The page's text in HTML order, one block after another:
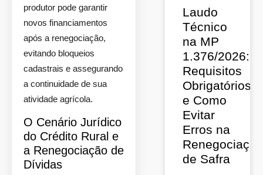
produtor pode garantir
novos financiamentos
após a renegociação,
evitando bloqueios
cadastrais e assegurando
a continuidade de sua
atividade agrícola.
O Cenário Jurídico
do Crédito Rural e
a Renegociação de
Dívidas
Laudo
Técnico
na MP
1.376/2026:
Requisitos
Obrigatórios
e Como
Evitar
Erros na
Renegociação
de Safra